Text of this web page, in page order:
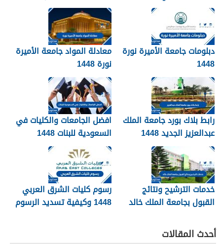
دبلومات جامعة القصيم
qudcss.com
دبلومات جامعة الأميرة نورة
1448
معادلة المواد جامعة الأميرة
نورة 1448
رابط بلاك بورد جامعة الملك
عبدالعزيز الجديد 1448
blackboard kau
افضل الجامعات والكليات في
السعودية للبنات 1448
خدمات الترشيح ونتائج
القبول بجامعة الملك خالد
رسوم كليات الشرق العربي
1448 وكيفية تسديد الرسوم
أحدث المقالات